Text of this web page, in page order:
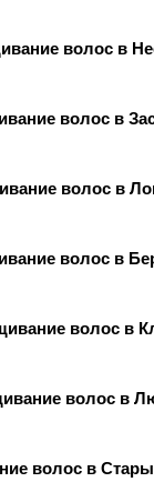
волос в
волос в
волос в
волос в
волос в
волос в
волос в